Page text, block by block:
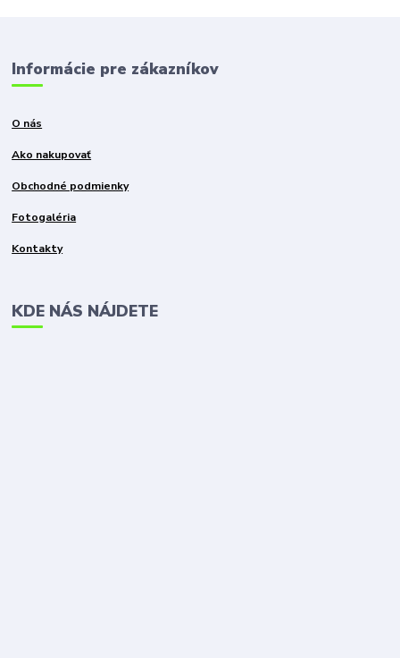
Informácie pre zákazníkov
O nás
Ako nakupovať
Obchodné podmienky
Fotogaléria
Kontakty
KDE NÁS NÁJDETE